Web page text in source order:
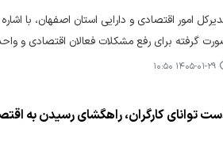
امور اقتصادی و دارایی استان اصفهان، با
گرفته برای رفع مشکلات فعالان اقتصادی و
۱۴۰۵-۰۱-۲۹ ۱۰:۵۰
توانای کارگران، راهگشای رسیدن به